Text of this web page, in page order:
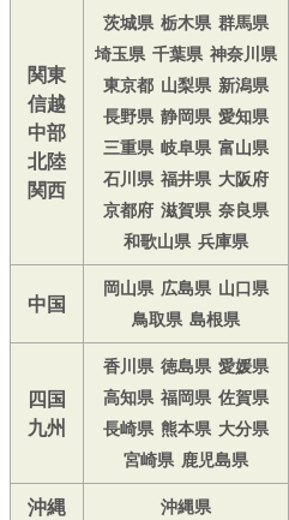
関東
信越
中部
北陸
関西
茨城県 栃木県 群馬県
埼玉県 千葉県 神奈川県
東京都 山梨県 新潟県
長野県 静岡県 愛知県
三重県 岐阜県 富山県
石川県 福井県 大阪府
京都府 滋賀県 奈良県
和歌山県 兵庫県
中国
岡山県 広島県 山口県
鳥取県 島根県
四国
九州
香川県 徳島県 愛媛県
高知県 福岡県 佐賀県
長崎県 熊本県 大分県
宮崎県 鹿児島県
沖縄 沖縄県